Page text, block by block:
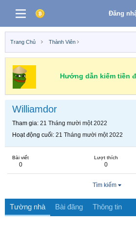
Đăng
Trang Chủ Thành Viên
Hướng dẫn kiếm tiền
Williamdor
Tham gia 21 Tháng mười một 2022
Hoạt động cuối 21 Tháng mười một 2022
Bài viết
0
Lượt thích
0
Tìm kiếm
Tường nhà Bài đăng Thông tin